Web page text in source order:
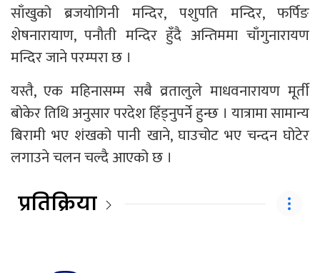
साँखुको ब्रजयोगिनी मन्दिर, पशुपति मन्दिर, फर्पिङ
शेषनारायाण, पनौती मन्दिर हुँदै अन्तिममा चाँगुनारायण
मन्दिर जाने परम्परा छ ।
यस्तै, एक महिनासम्म सबै व्रतालुले माधवनारायण मूर्ती
बोकेर तिथि अनुसार परदेश हिँड्नुपर्ने हुन्छ । यात्रामा सामान्य
बिरामी भए शंखको पानी खाने, घाउचोट भए चन्दन घोटेर
लगाउने चलन चल्दै आएको छ ।
प्रतिक्रिया